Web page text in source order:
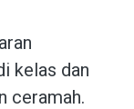
kelas dan
ceramah.